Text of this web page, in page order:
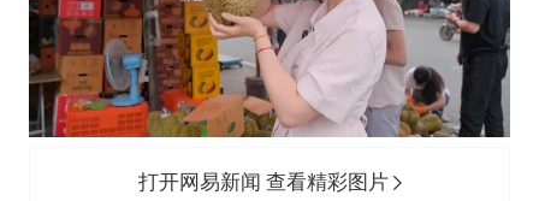
打开网易新闻 查看精彩图片